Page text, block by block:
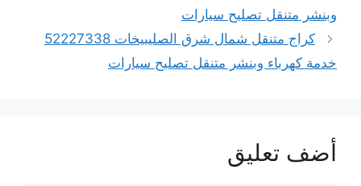
وبنشر متنقل تصليح سيارات
كراج متنقل شمال شرق الصليبيخات 52227338
خدمة كهرباء وبنشر متنقل تصليح سيارات
أضف تعليق